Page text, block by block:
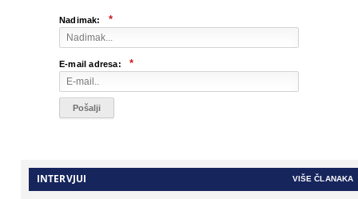
Nadimak: *
E-mail adresa: *
INTERVJUI VIŠE ČLANAKA